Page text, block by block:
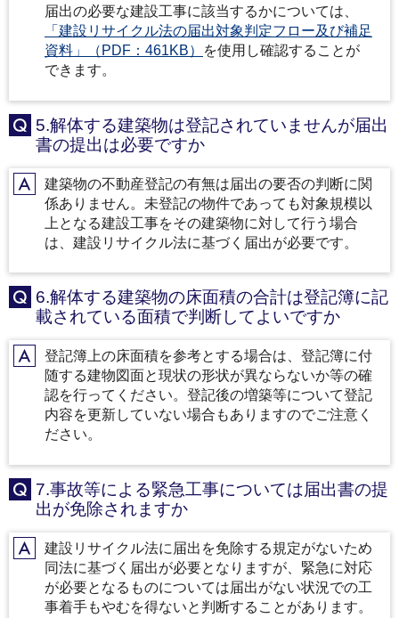
届出の必要な建設工事に該当するかについては、
「建設リサイクル法の届出対象判定フロー及び補足
資料」（PDF：461KB）
を使用し確認することが
できます。
Q
5.解体する建築物は登記されていませんが届出
書の提出は必要ですか
A建築物の不動産登記の有無は届出の要否の判断に関
係ありません。未登記の物件であっても対象規模以
上となる建設工事をその建築物に対して行う場合
は、建設リサイクル法に基づく届出が必要です。
Q
6.解体する建築物の床面積の合計は登記簿に記
載されている面積で判断してよいですか
A登記簿上の床面積を参考とする場合は、登記簿に付
随する建物図面と現状の形状が異ならないか等の確
認を行ってください。登記後の増築等について登記
内容を更新していない場合もありますのでご注意く
ださい。
Q
7.事故等による緊急工事については届出書の提
出が免除されますか
A建設リサイクル法に届出を免除する規定がないため
同法に基づく届出が必要となりますが、緊急に対応
が必要となるものについては届出がない状況での工
事着手もやむを得ないと判断することがあります。